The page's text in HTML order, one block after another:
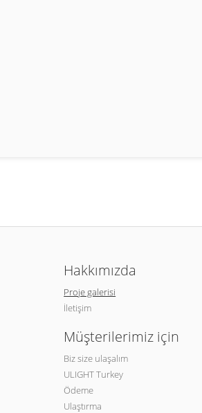
Hakkımızda
Proje galerisi
İletişim
Müşterilerimiz için
Biz size ulaşalım
ULIGHT Turkey
Ödeme
Ulaştırma